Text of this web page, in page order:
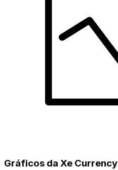
Gráficos da Xe Currency